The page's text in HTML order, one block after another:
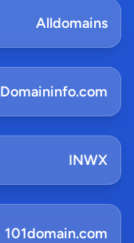
Alldomains
Domaininfo.com
INWX
101domain.com